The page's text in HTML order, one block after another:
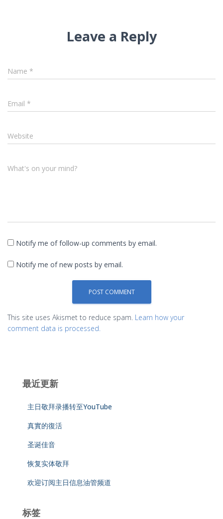
Leave a Reply
Name *
Email *
Website
What's on your mind?
Notify me of follow-up comments by email.
Notify me of new posts by email.
This site uses Akismet to reduce spam. Learn how your
comment data is processed.
最近更新
主日敬拜录播转至YouTube
真實的復活
圣诞佳音
恢复实体敬拜
欢迎订阅主日信息油管频道
标签